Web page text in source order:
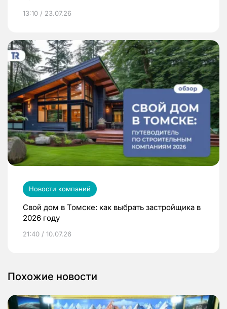
13:10 / 23.07.26
Новости компаний
Свой дом в Томске: как выбрать застройщика в
2026 году
21:40 / 10.07.26
Похожие новости